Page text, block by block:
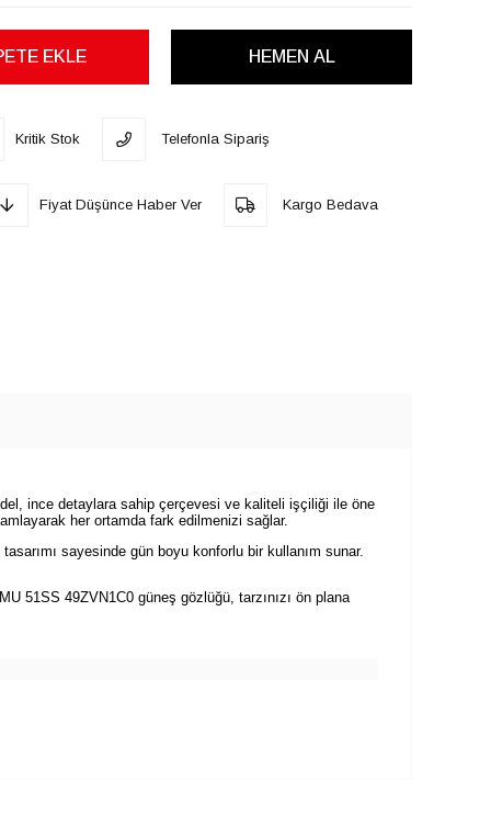
Kritik Stok Telefonla Sipariş
Fiyat Düşünce Haber Ver Kargo Bedava
ince detaylara sahip çerçevesi ve kaliteli işçiliği ile öne
her ortamda fark edilmenizi sağlar.
sayesinde gün boyu konforlu bir kullanım sunar.
51SS 49ZVN1C0 güneş gözlüğü, tarzınızı ön plana